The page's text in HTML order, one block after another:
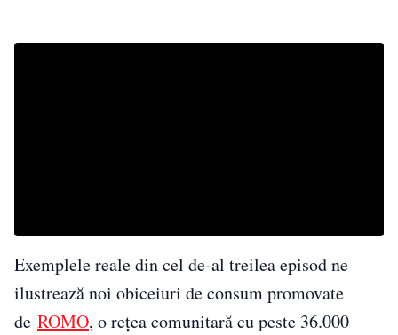
Exemplele reale din cel de-al treilea episod ne
ilustrează noi obiceiuri de consum promovate
de ROMO, o rețea comunitară cu peste 36.000